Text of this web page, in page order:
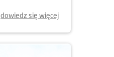
dowiedz się więcej